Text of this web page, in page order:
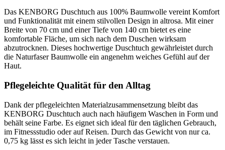
Das KENBORG Duschtuch aus 100% Baumwolle vereint Komfort
und Funktionalität mit einem stilvollen Design in altrosa. Mit einer
Breite von 70 cm und einer Tiefe von 140 cm bietet es eine
komfortable Fläche, um sich nach dem Duschen wirksam
abzutrocknen. Dieses hochwertige Duschtuch gewährleistet durch
die Naturfaser Baumwolle ein angenehm weiches Gefühl auf der
Haut.
Pflegeleichte Qualität für den Alltag
Dank der pflegeleichten Materialzusammensetzung bleibt das
KENBORG Duschtuch auch nach häufigem Waschen in Form und
behält seine Farbe. Es eignet sich ideal für den täglichen Gebrauch,
im Fitnessstudio oder auf Reisen. Durch das Gewicht von nur ca.
0,75 kg lässt es sich leicht in jeder Tasche verstauen.